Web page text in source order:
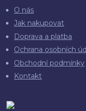
O nás
Jak nakupovat
Doprava a platba
Ochrana osobních
Obchodní podmínky
Kontakt